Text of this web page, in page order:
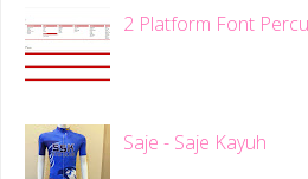
2 Platform Font
Saje - Saje Kayuh